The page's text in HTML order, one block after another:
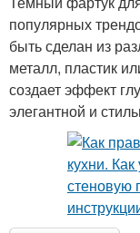
популярных
быть сделан из
металл, пластик
создает эффект
элегантной и